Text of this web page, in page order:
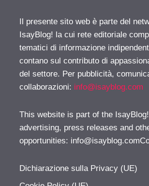
Il presente sito web è parte del
IsayBlog! la cui rete editoriale
tematici di informazione
contano sul contributo di
del settore. Per pubblicità,
collaborazioni: info@isayblog.com
This website is part of the
advertising, press releases and
opportunities:
Dichiarazione sulla Privacy (UE)